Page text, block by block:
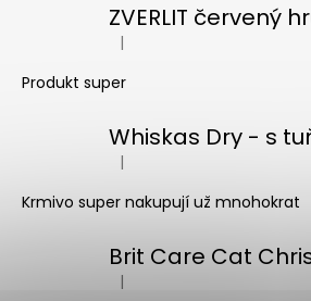
Hodnocení produktu je 5 z
|
Produkt super
Whiskas Dry - s
Hodnocení produktu je 5 z
|
Krmivo super nakupují už mnohokrat
Hodnocení produktu je 5 z
|